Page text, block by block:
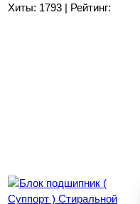
Хиты: 1793 | Рейтинг: